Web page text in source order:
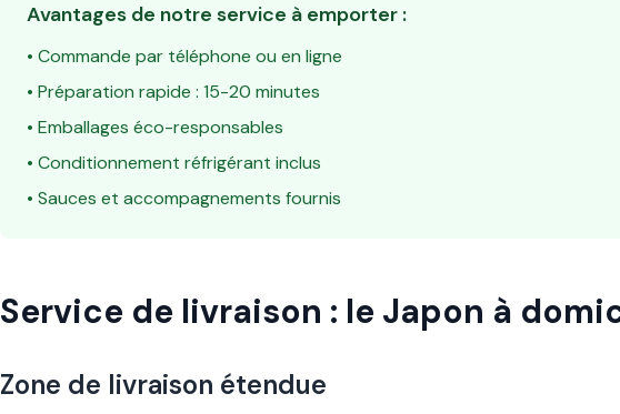
Avantages de notre service à emporter :
• Commande par téléphone ou en ligne
• Préparation rapide : 15-20 minutes
• Emballages éco-responsables
• Conditionnement réfrigérant inclus
• Sauces et accompagnements fournis
Service de livraison : le Japon à
Zone de livraison étendue